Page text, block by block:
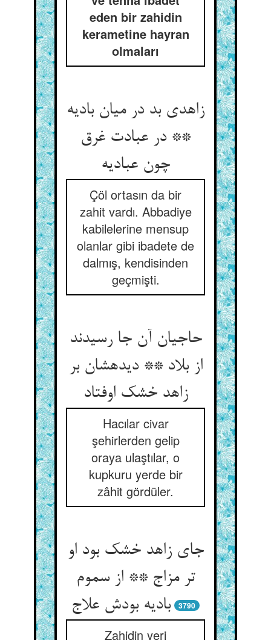
eden bir zahidin
kerametine hayran
olmaları
زاهدی بد در میان بادیه
** در عبادت غرق
چون عبادیه‏
Çöl ortasın da bir
zahit vardı. Abbadiye
kabilelerine mensup
olanlar gibi ibadete de
dalmış, kendisinden
geçmişti.
حاجیان آن جا رسیدند
از بلاد ** دیده‏شان بر
زاهد خشک اوفتاد
Hacılar civar
şehirlerden gelip
oraya ulaştılar, o
kupkuru yerde bir
zâhit gördüler.
جای زاهد خشک بود او
تر مزاج ** از سموم
بادیه بودش علاج‏
3790
Zahidin yeri